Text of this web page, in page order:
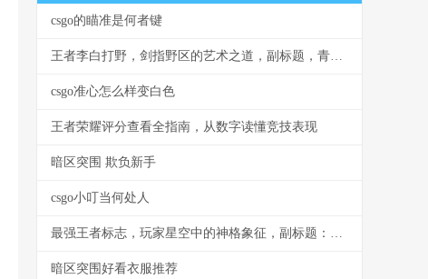
csgo的瞄准是何者键
王者李白打野，剑指野区的艺术之道，副标题，青莲剑歌的节奏与杀戮美学
csgo准心怎么样变白色
王者荣耀评分查看全指南，从数字读懂竞技表现
暗区突围 欺负新手
csgo小叮当何处人
最强王者标志，玩家星空中的神格象征，副标题：一个璀璨神级的印记
暗区突围好看衣服推荐